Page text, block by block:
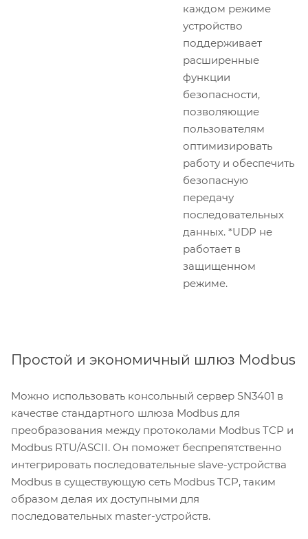
каждом режиме
устройство
поддерживает
расширенные
функции
безопасности,
позволяющие
пользователям
оптимизировать
работу и обеспечить
безопасную
передачу
последовательных
данных. *UDP не
работает в
защищенном
режиме.
Простой и экономичный шлюз Modbus
Можно использовать консольный сервер SN3401 в
качестве стандартного шлюза Modbus для
преобразования между протоколами Modbus TCP и
Modbus RTU/ASCII. Он поможет беспрепятственно
интегрировать последовательные slave-устройства
Modbus в существующую сеть Modbus TCP, таким
образом делая их доступными для
последовательных master-устройств.